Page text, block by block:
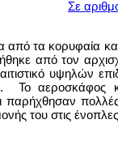
Σε
από τα κορυφαία
από τον
υψηλών
αεροσκάφος
παρήχθησαν
του στις